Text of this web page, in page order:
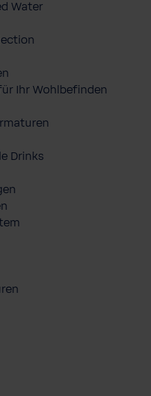
Water
Ihr Wohlbefinden
Drinks